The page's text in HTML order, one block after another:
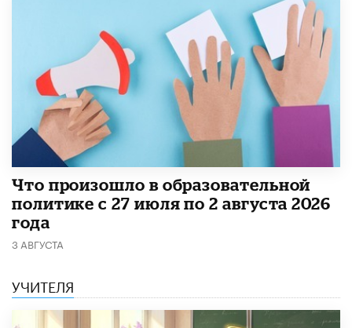
​Что произошло в образовательной
политике с 27 июля по 2 августа 2026
года
3 АВГУСТА
УЧИТЕЛЯ